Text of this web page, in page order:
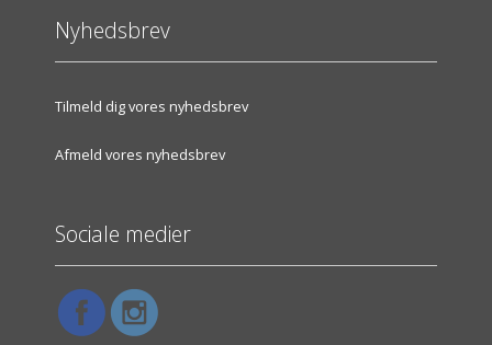
Nyhedsbrev
Tilmeld dig vores nyhedsbrev
Afmeld vores nyhedsbrev
Sociale medier